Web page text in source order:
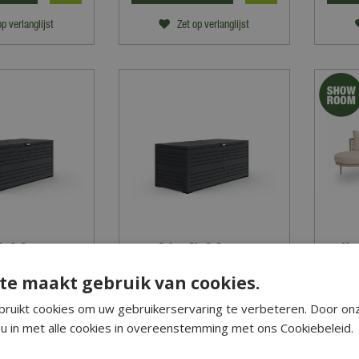
verlanglijst Zet op verlanglijst
& Store -
,00
Orion Sit & Store -
284L - Antraciet
549,00
maakt gebruik van cookies.
cookies om uw gebruikerservaring te verbeteren. Door
in met alle cookies in overeenstemming met ons Cookiebeleid.